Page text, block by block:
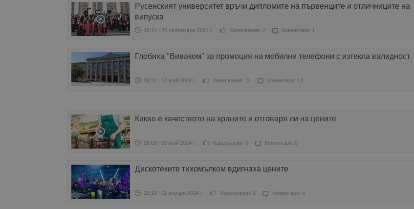
Русенският университет връчи дипломите на първенците и отличниците на
випуска
18:14 | 20 септември 2024 г. Харесвания: 2 Коментари: 1
Глобиха "Виваком" за промоция на мобилни телефони с изтекла валидност
08:31 | 10 май 2024 г. Харесвания: 11 Коментари: 14
Какво е качеството на храните и отговаря ли на цените
16:03 | 03 май 2024 г. Харесвания: 0 Коментари: 0
Дискотеките тихомълком вдигнаха цените
20:18 | 11 януари 2024 г. Харесвания: 1 Коментари: 4